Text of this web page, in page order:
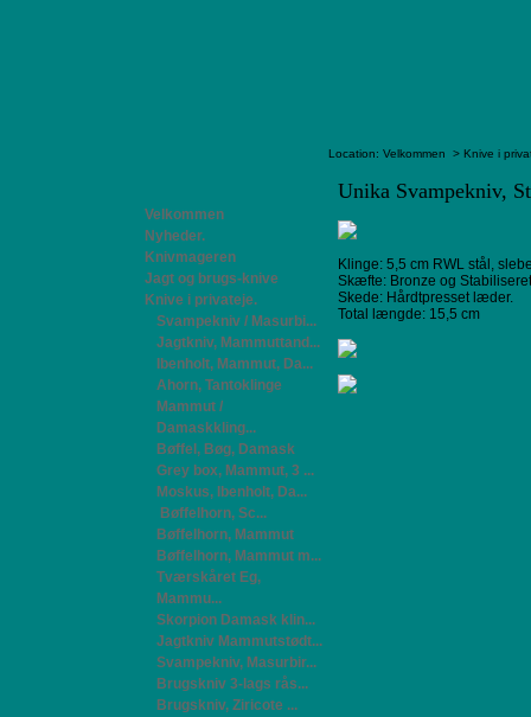
Location: Velkommen > Knive i
Velkommen
Nyheder.
Knivmageren
Jagt og brugs-knive
Knive i privateje.
Svampekniv / Masurbi...
Jagtkniv, Mammuttand...
Ibenholt, Mammut, Da...
Ahorn, Tantoklinge
Mammut /
Damaskkling...
Bøffel, Bøg, Damask
Grey box, Mammut, 3 ...
Moskus, Ibenholt, Da...
Bøffelhorn, Sc...
Bøffelhorn, Mammut
Bøffelhorn, Mammut m...
Tværskåret Eg,
Mammu...
Skorpion Damask klin...
Jagtkniv Mammutstødt...
Svampekniv, Masurbir...
Brugskniv 3-lags rås...
Brugskniv, Ziricote ...
Unika Svampekniv,
Klinge: 5,5 cm RWL stål,
Skæfte: Bronze og
Skede: Hårdtpresset læder.
Total længde: 15,5 cm